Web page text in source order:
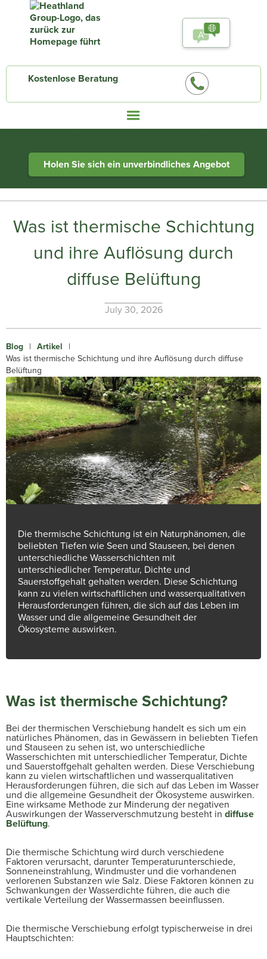
Kostenlose Beratung
Holen Sie sich ein unverbindliches Angebot
Was ist thermische Schichtung
und ihre Auflösung durch
diffuse Belüftung
July 30, 2026
Blog | Artikel |
Was ist thermische Schichtung und ihre Auflösung durch diffuse
Belüftung
Die thermische Schichtung ist ein Naturphänomen, die
beliebten Tiefen wie Seen und Stauseen, bei denen
unterschiedliche Wasserschichten mit
unterschiedlicher Temperatur, Dichte und
Sauerstoffgehalt gehalten werden. Diese Schichtung
kann zu vielen wirtschaftlichen und wasserqualitativen
Herausforderungen führen, die sich auf das Leben im
Wasser und die allgemeine Gesundheit der
Ökosysteme auswirken.
Was ist thermische Schichtung?
Bei der thermischen Verschiebung handelt es sich um ein
natürliches Phänomen, das in Gewässern in beliebten Tiefen
und Stauseen zu sehen ist, wo unterschiedliche
Wasserschichten mit unterschiedlicher Temperatur, Dichte
und Sauerstoffgehalt gehalten werden. Diese Verschiebung
kann zu vielen wirtschaftlichen und wasserqualitativen
Herausforderungen führen, die sich auf das Leben im Wasser
und die allgemeine Gesundheit der Ökosysteme auswirken.
Eine wirksame Methode zur Minderung der negativen
Auswirkungen der Wasserverschmutzung besteht in diffuse
Belüftung.
Die thermische Schichtung wird durch verschiedene
Faktoren verursacht, darunter Temperaturunterschiede,
Sonneneinstrahlung, Windmuster und die vorhandenen
verlorenen Substanzen wie Salz. Diese Faktoren können zu
Schwankungen der Wasserdichte führen, die auch die
vertikale Verteilung der Wassermassen beeinflussen.
Die thermische Verschiebung erfolgt typischerweise in drei
Hauptschichten: